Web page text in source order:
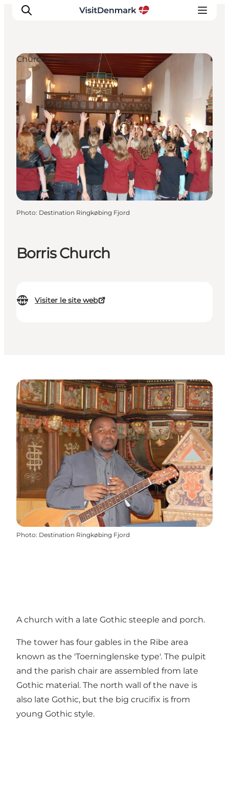
Inspirations
Destinations
Quoi faire
Hébergements
Planifiez votre voyage
Borris Church
Visiter le site web
Churches and Abbeys
Photo: Destination Ringkøbing Fjord
Photo: Destination Ringkøbing Fjord
A church with a late Gothic steeple and porch.
The tower has four gables in the Ribe area
known as the 'Toerninglenske type'. The pulpit
and the parish chair are assembled from late
Gothic material. The north wall of the nave is
also late Gothic, but the big crucifix is from
young Gothic style.